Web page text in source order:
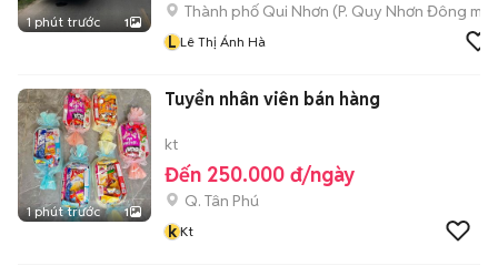
1 phút trước 1
Thành phố Qui Nhơn (P. Quy Nhơn Đông
L Lê Thị Ánh Hà
1 phút trước 1
Tuyển nhân viên bán hàng
kt
Đến 250.000 đ/ngày
Q. Tân Phú
k Kt